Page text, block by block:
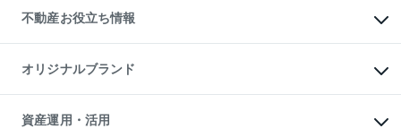
貸すガイド
事業用不動産
マンション投資
投資用マンション
アパート経営
収益物件
ビル購入（ビル一棟）
投資用不動産の売却査定
不動産お役立ち情報
マンションライブラリー
人気マンションランキング
暮らしに役立つ不動産メディア
不動産相場・不動産価格情報
オリジナルブランド
一棟リノベーションマンション
L`GENTE（ルジェンテ）
資産運用・活用